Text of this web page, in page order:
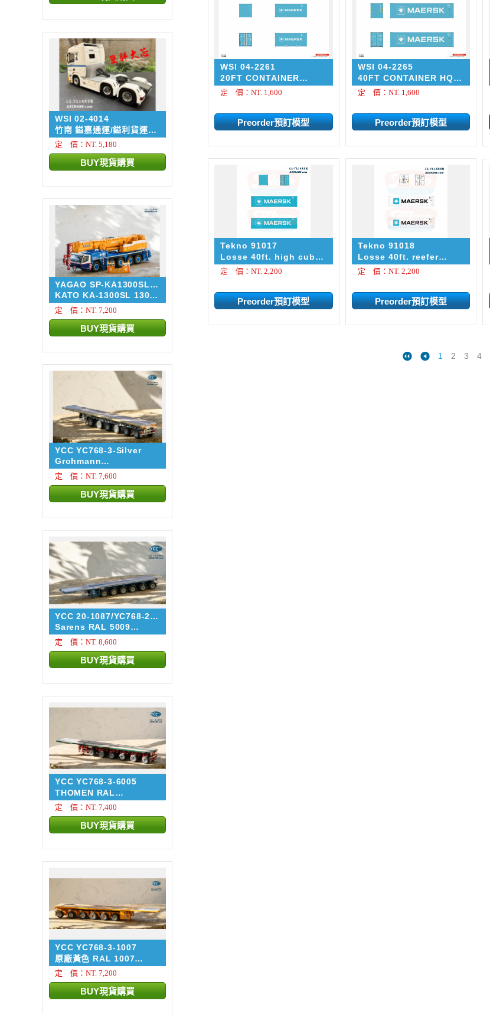
WSI 02-4014
竹南 鎰嘉通運/鎰利貨運
車...
定 價：NT. 5,180
YAGAO SP-KA1300SL-
DG
KATO KA-1300SL 130噸
級 東...
定 價：NT. 7,200
YCC YC768-3-Silver
Grohmann
NOOTEBOOM EUROT...
定 價：NT. 7,600
YCC 20-1087/YC768-2-
5009
Sarens RAL 5009
NOOTEBOO...
定 價：NT. 8,600
YCC YC768-3-6005
THOMEN RAL
6005/3002 NOO...
定 價：NT. 7,400
YCC YC768-3-1007
原廠黃色 RAL 1007
NOOTEB...
定 價：NT. 7,200
WSI 04-2261
20FT CONTAINER
MAERSK BLUE
Premium Line
定 價：NT. 1,600
WSI 04-2265
40FT CONTAINER HQ
MAERSK BLUE
Premium Line
定 價：NT. 1,600
Tekno 91017
Losse 40ft. high cube
container. Under
license from A.P.
定 價：NT. 2,200
Tekno 91018
Losse 40ft. reefer
container. Under
license from A.P.
定 價：NT. 2,200
1 2 3 4